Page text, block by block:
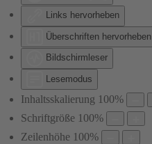
Links hervorheben
Überschriften hervorheben
Bildschirmleser
Lesemodus
Inhaltsskalierung 100%
Schriftgröße 100%
Zeilenhöhe 100%